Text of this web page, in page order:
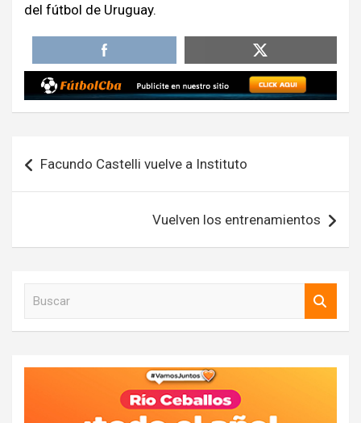
del fútbol de Uruguay.
de
entradas
Facundo Castelli vuelve a Instituto
Vuelven los entrenamientos